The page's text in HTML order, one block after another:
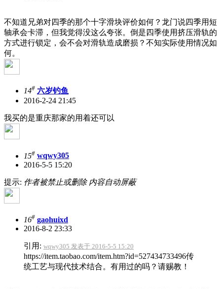
不知道兄弟对四季的那个十字滑块评价如何？龙门说四季用短
轴承会卡滞，但我觉得没这么夸张。倒是四季使用挤压滑轨的
方式进行锁定，会不会对滑轨造成磨损？不知实际使用情况如
何。
14# 六岁钓鱼
2016-2-24 21:45
我买的是重庆那家的用着还可以
15# wqwy305
2016-5-5 15:20
提示: 作者被禁止或删除 内容自动屏蔽
16# gaohuixd
2016-8-2 23:33
引用: wqwy305 发表于 2016-5-5 15:20
https://item.taobao.com/item.htm?id=527434733496传
统工艺与现代技术结合。有用过的吗？请赐教！